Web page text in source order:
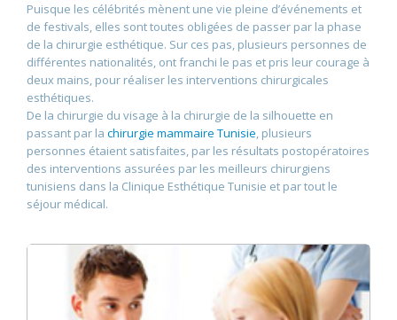
Puisque les célébrités mènent une vie pleine d’événements et
de festivals, elles sont toutes obligées de passer par la phase
de la chirurgie esthétique. Sur ces pas, plusieurs personnes de
différentes nationalités, ont franchi le pas et pris leur courage à
deux mains, pour réaliser les interventions chirurgicales
esthétiques.
De la chirurgie du visage à la chirurgie de la silhouette en
passant par la chirurgie mammaire Tunisie, plusieurs
personnes étaient satisfaites, par les résultats postopératoires
des interventions assurées par les meilleurs chirurgiens
tunisiens dans la Clinique Esthétique Tunisie et par tout le
séjour médical.